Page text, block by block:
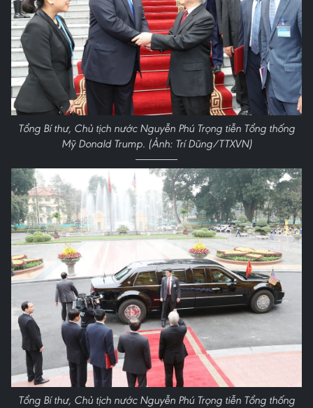
Tổng Bí thư, Chủ tịch nước Nguyễn Phú Trọng tiễn Tổng thống
Mỹ Donald Trump. (Ảnh: Trí Dũng/TTXVN)
Tổng Bí thư, Chủ tịch nước Nguyễn Phú Trọng tiễn Tổng thống